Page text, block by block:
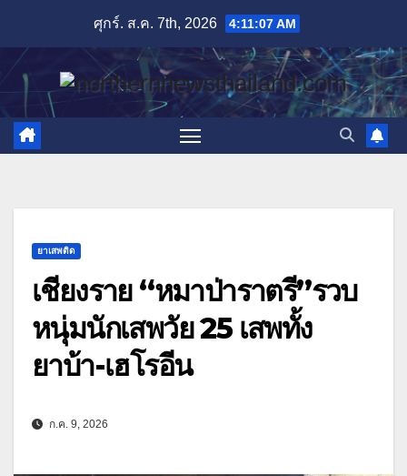
content
ศุกร์. ส.ค. 7th, 2026 4:11:08 AM
ยาเสพติด
เชียงราย “หมาป่าราตรี”รวบ
หนุ่มนักเสพวัย 25 เสพทั้ง
ยาบ้า-เฮโรอีน
ก.ค. 9, 2026